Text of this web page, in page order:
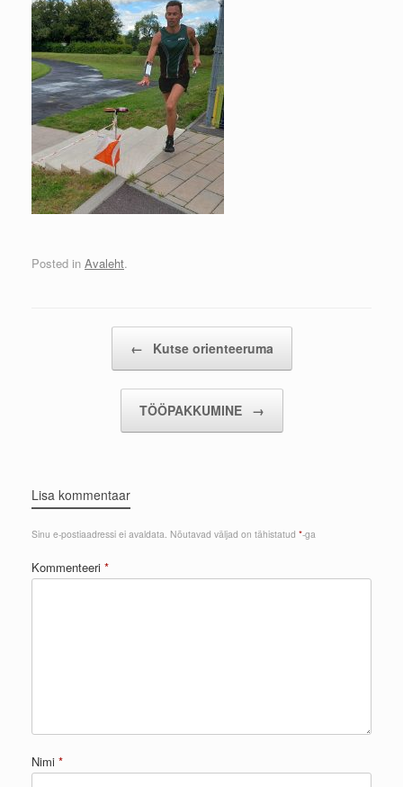
Posted in Avaleht.
← Kutse orienteeruma
TÖÖPAKKUMINE →
Lisa kommentaar
Sinu e-postiaadressi ei avaldata. Nõutavad väljad on tähistatud *-ga
Kommenteeri *
Nimi *